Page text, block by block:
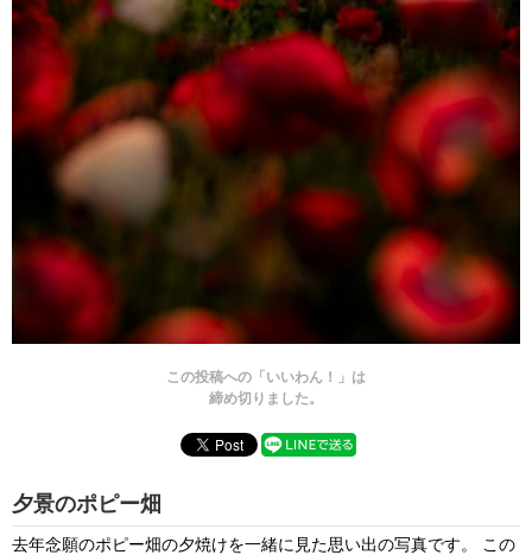
この投稿への「いいわん！」は
締め切りました。
夕景のポピー畑
去年念願のポピー畑の夕焼けを一緒に見た思い出の写真です。 この